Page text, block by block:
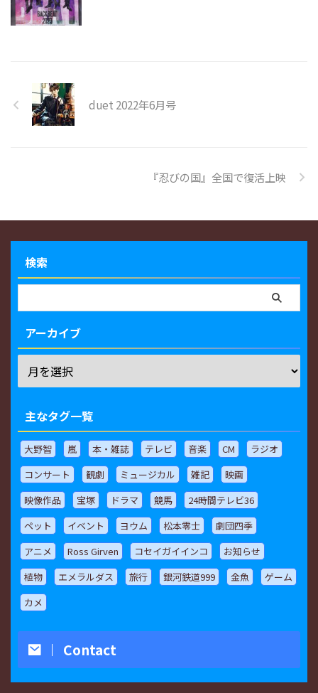
duet 2022年6月号
『忍びの国』全国で復活上映
検索
アーカイブ
主なタグ一覧
大野智 嵐 本・雑誌 テレビ 音楽 CM
ラジオ
コンサート
観劇 ミュージカル 雑記
映画
映像作品
宝塚 ドラマ 競馬
24時間テレビ36
ペット
イベント ヨウム 松本零士
劇団四季
アニメ
Ross Girven コセイガイインコ
お知らせ
植物
エメラルダス 旅行 銀河鉄道999 金魚
ゲーム
カメ
Contact